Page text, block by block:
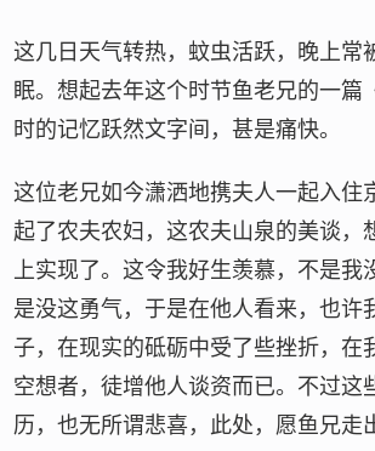
这几日天气转热，蚊虫活跃，晚上常
眠。想起去年这个时节鱼老兄的一篇
时的记忆跃然文字间，甚是痛快。
这位老兄如今潇洒地携夫人一起入住
起了农夫农妇，这农夫山泉的美谈，
上实现了。这令我好生羡慕，不是我
是没这勇气，于是在他人看来，也许
子，在现实的砥砺中受了些挫折，在
空想者，徒增他人谈资而已。不过这
历，也无所谓悲喜，此处，愿鱼兄走